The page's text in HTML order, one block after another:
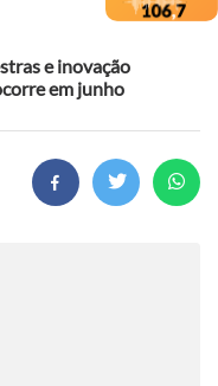
e inovação
em junho